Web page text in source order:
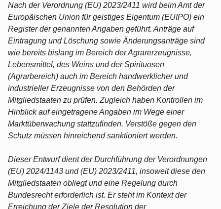
Nach der Verordnung (EU) 2023/2411 wird beim Amt der
Europäischen Union für geistiges Eigentum (EUIPO) ein
Register der genannten Angaben geführt. Anträge auf
Eintragung und Löschung sowie Änderungsanträge sind
wie bereits bislang im Bereich der Agrarerzeugnisse,
Lebensmittel, des Weins und der Spirituosen
(Agrarbereich) auch im Bereich handwerklicher und
industrieller Erzeugnisse von den Behörden der
Mitgliedstaaten zu prüfen. Zugleich haben Kontrollen im
Hinblick auf eingetragene Angaben im Wege einer
Marktüberwachung stattzufinden. Verstöße gegen den
Schutz müssen hinreichend sanktioniert werden.
Dieser Entwurf dient der Durchführung der Verordnungen
(EU) 2024/1143 und (EU) 2023/2411, insoweit diese den
Mitgliedstaaten obliegt und eine Regelung durch
Bundesrecht erforderlich ist. Er steht im Kontext der
Erreichung der Ziele der Resolution der